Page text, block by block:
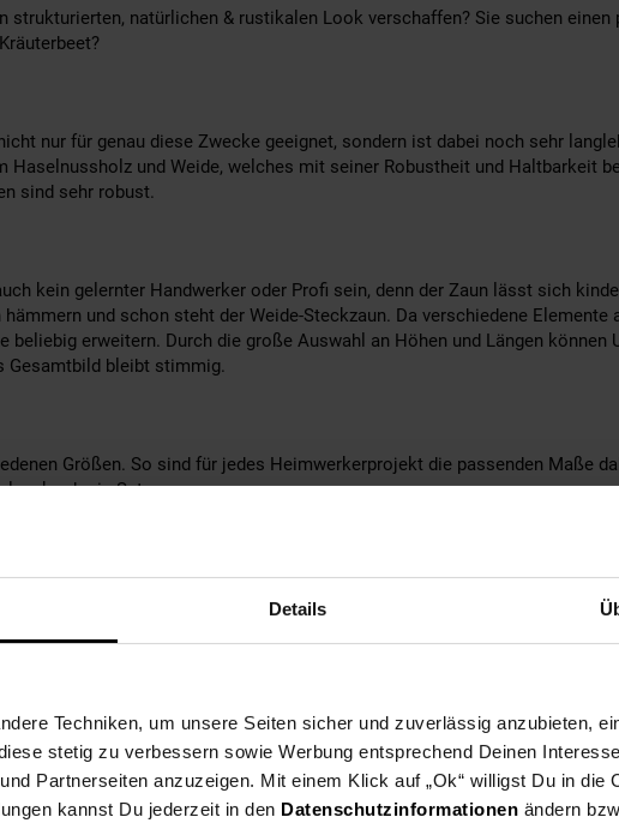
Details
Techniken, um unsere Seiten sicher und zuverlässig anzubieten,
stetig zu verbessern sowie Werbung entsprechend Deinen
Partnerseiten anzuzeigen. Mit einem Klick auf „Ok“ willigst Du in die
kannst Du jederzeit in den Datenschutzinformationen ändern
strukturierten, natürlichen & rustikalen Look verschaffen? Sie suchen einen
nur für genau diese Zwecke geeignet, sondern ist dabei noch sehr
Haselnussholz und Weide, welches mit seiner Robustheit und Haltbarkeit
sind sehr robust.
kein gelernter Handwerker oder Profi sein, denn der Zaun lässt sich
und schon steht der Weide-Steckzaun. Da verschiedene Elemente
beliebig erweitern. Durch die große Auswahl an Höhen und Längen können
Gesamtbild bleibt stimmig.
Größen. So sind für jedes Heimwerkerprojekt die passenden Maße
oder in Sets.
erhalten Sie stets die beste Produktverarbeitung. Das ist unser Aquagart
schon ist der Garten optisch aufgewertet und strukturiert!